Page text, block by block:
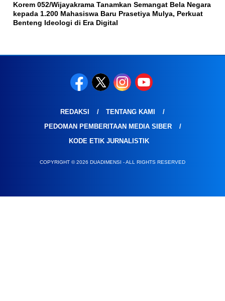
Korem 052/Wijayakrama Tanamkan Semangat Bela Negara
kepada 1.200 Mahasiswa Baru Prasetiya Mulya, Perkuat
Benteng Ideologi di Era Digital
REDAKSI
TENTANG KAMI
PEDOMAN PEMBERITAAN MEDIA SIBER
KODE ETIK JURNALISTIK
COPYRIGHT © 2026 DUADIMENSI - ALL RIGHTS RESERVED